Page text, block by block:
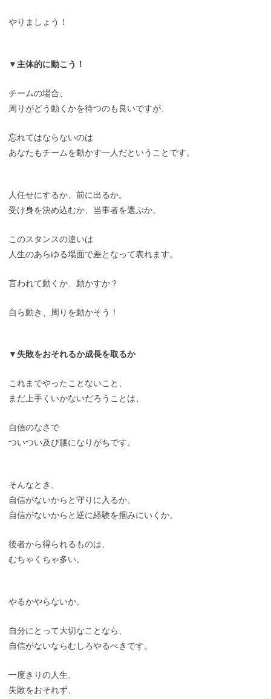
やりましょう！
▼主体的に動こう！
チームの場合、
周りがどう動くかを待つのも良いですが、
忘れてはならないのは
あなたもチームを動かす一人だということです。
人任せにするか、前に出るか。
受け身を決め込むか、当事者を選ぶか。
このスタンスの違いは
人生のあらゆる場面で差となって表れます。
言われて動くか、動かすか？
自ら動き、周りを動かそう！
▼失敗をおそれるか成長を取るか
これまでやったことないこと、
まだ上手くいかないだろうことは、
自信のなさで
ついつい及び腰になりがちです。
そんなとき、
自信がないからと守りに入るか、
自信がないからと逆に経験を掴みにいくか。
後者から得られるものは、
むちゃくちゃ多い。
やるかやらないか。
自分にとって大切なことなら、
自信がないならむしろやるべきです。
一度きりの人生、
失敗をおそれず、